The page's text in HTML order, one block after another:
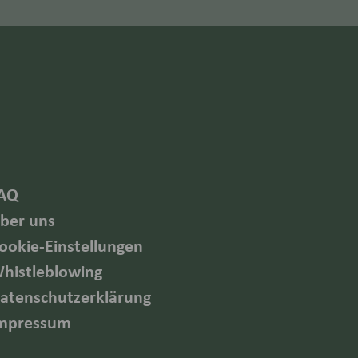
uns
Einstellungen